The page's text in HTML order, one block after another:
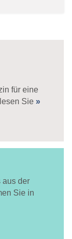
für eine
Sie »
aus der
Sie in